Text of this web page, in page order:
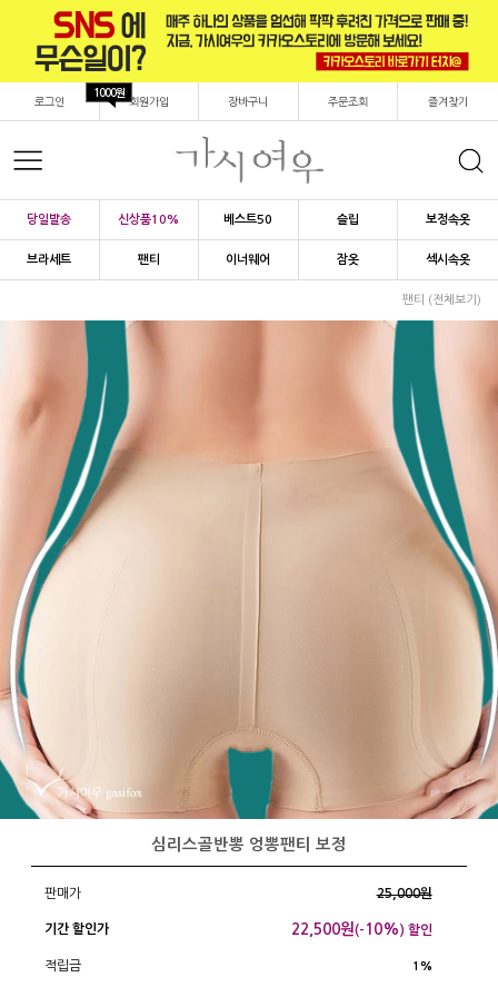
로그인 회원가입
1000원
장바구니 주문조회 즐겨찾기
당일발송 신상품10% 베스트50 슬립 보정속옷
브라세트 팬티 이너웨어 잠옷 섹시속옷
팬티 (전체보기)
심리스골반뽕 엉뽕팬티 보정
판매가 25,000원
기간 할인가 22,500원(- 10%) 할인
적립금 1%